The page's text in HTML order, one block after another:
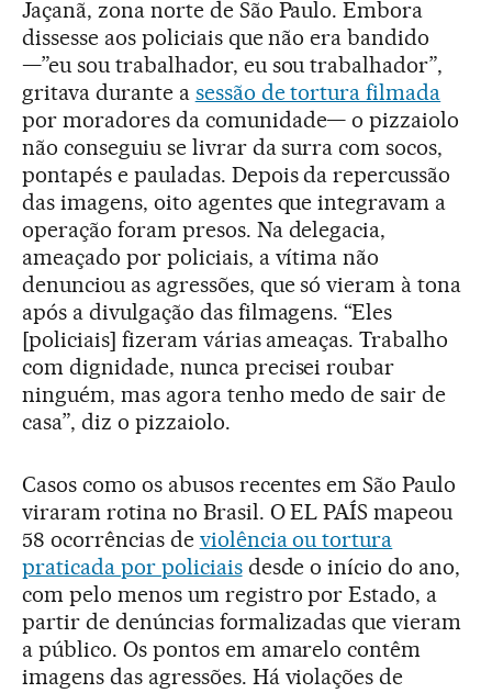
Jaçanã, zona norte de São Paulo. Embora
dissesse aos policiais que não era bandido
—”eu sou trabalhador, eu sou trabalhador”,
gritava durante a sessão de tortura filmada
por moradores da comunidade— o pizzaiolo
não conseguiu se livrar da surra com socos,
pontapés e pauladas. Depois da repercussão
das imagens, oito agentes que integravam a
operação foram presos. Na delegacia,
ameaçado por policiais, a vítima não
denunciou as agressões, que só vieram à tona
após a divulgação das filmagens. “Eles
[policiais] fizeram várias ameaças. Trabalho
com dignidade, nunca precisei roubar
ninguém, mas agora tenho medo de sair de
casa”, diz o pizzaiolo.
Casos como os abusos recentes em São Paulo
viraram rotina no Brasil. O EL PAÍS mapeou
58 ocorrências de violência ou tortura
praticada por policiaisdesde o início do ano,
com pelo menos um registro por Estado, a
partir de denúncias formalizadas que vieram
a público. Os pontos em amarelo contêm
imagens das agressões. Há violações de